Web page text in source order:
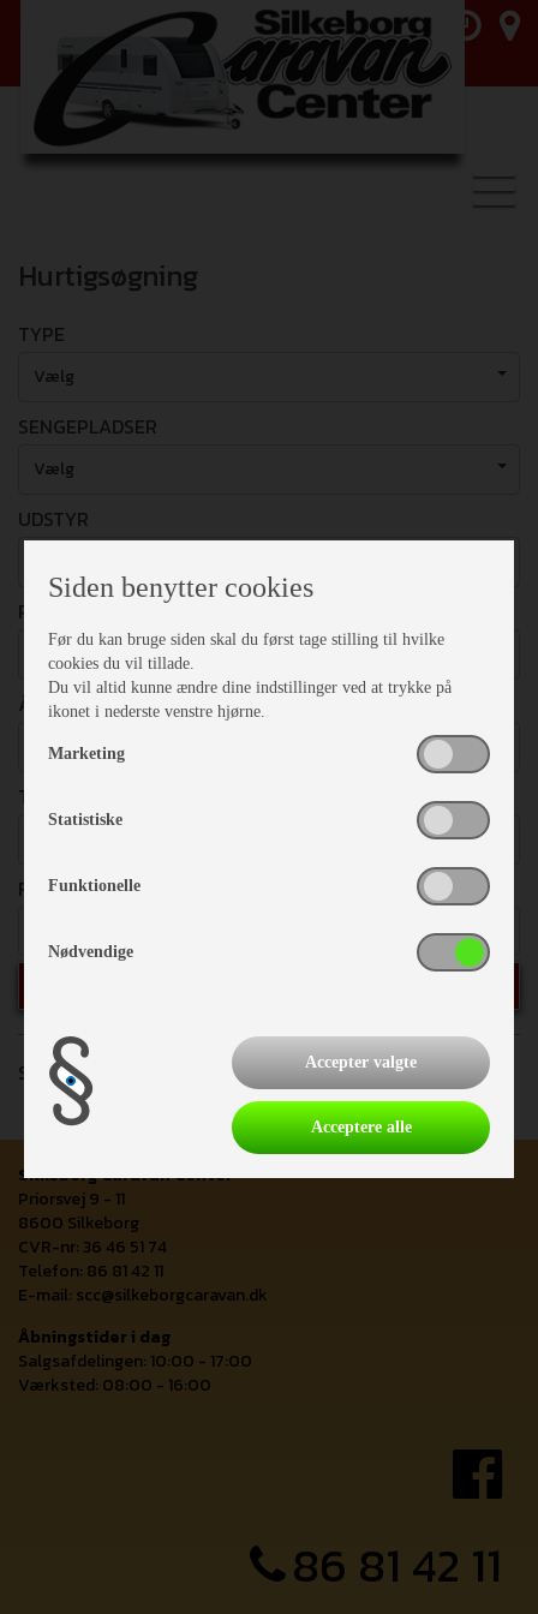
Hurtigsøgning
TYPE
Vælg
SENGEPLADSER
Vælg
UDSTYR
PRISER
Vælg
ÅRGANG
Vælg
TOTALVÆGT
FRITEKST
Sorter efter: Årgang Model
Silkeborg Caravan Center
Priorsvej 9 - 11
8600 Silkeborg
CVR-nr: 36 46 51 74
Telefon: 86 81 42 11
E-mail: scc@silkeborgcaravan.dk
Åbningstider i dag
Salgsafdelingen: 10:00 - 17:00
Værksted: 08:00 - 16:00
86 81 42 11
Siden benytter cookies
Før du kan bruge siden skal du først tage stilling til hvilke
cookies du vil tillade.
Du vil altid kunne ændre dine indstillinger ved at trykke på
ikonet i nederste venstre hjørne.
Marketing
Statistiske
Funktionelle
Nødvendige
Accepter valgte
Acceptere alle